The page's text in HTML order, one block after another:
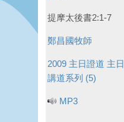
提摩太後書2:1-7
鄭昌國牧師
2009 主日證道 主日
講道系列 (5)
MP3